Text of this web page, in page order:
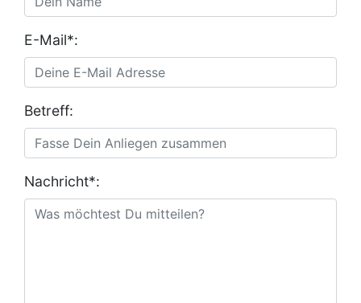
E-Mail*:
Betreff:
Nachricht*: